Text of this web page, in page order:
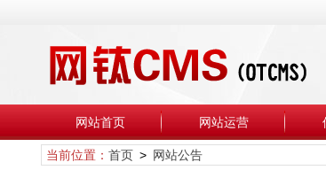
网站首页 网站运营
当前位置： 首页> 网站公告